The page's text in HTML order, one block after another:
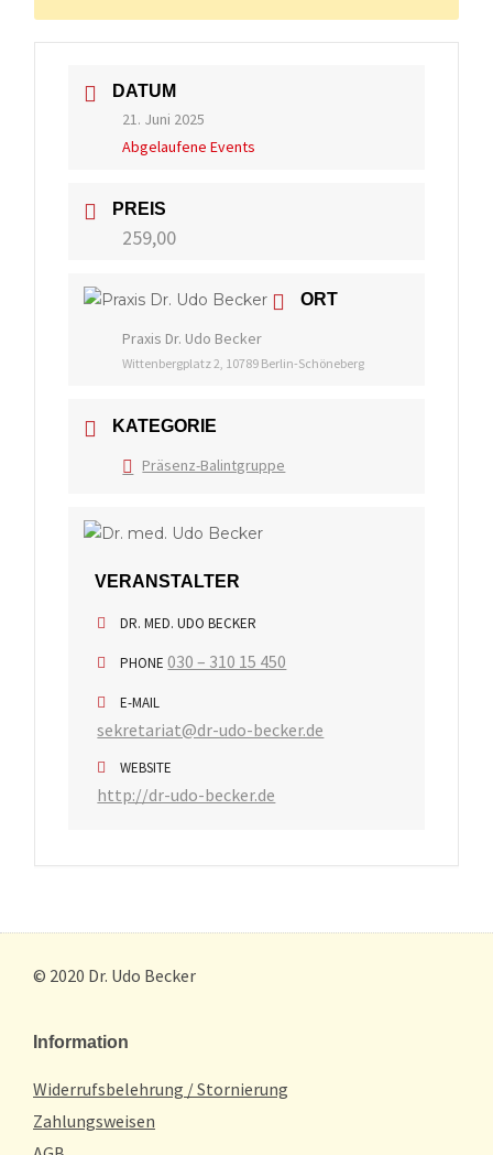
DATUM
21. Juni 2025
Abgelaufene Events
PREIS
259,00
ORT
Praxis Dr. Udo Becker
Wittenbergplatz 2, 10789 Berlin-Schöneberg
KATEGORIE
Präsenz-Balintgruppe
VERANSTALTER
DR. MED. UDO BECKER
PHONE 030 – 310 15 450
E-MAIL
sekretariat@dr-udo-becker.de
WEBSITE
http://dr-udo-becker.de
© 2020 Dr. Udo Becker
Information
Widerrufsbelehrung / Stornierung
Zahlungsweisen